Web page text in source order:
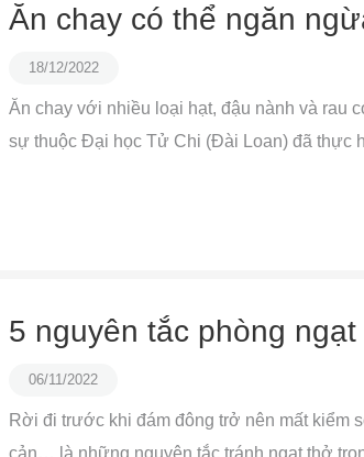
Ăn chay có thể ngăn
18/12/2022
Ăn chay với nhiều loại hạt, đậu nành và rau
sự thuộc Đại học Tử Chi (Đài Loan) đã thực
5 nguyên tắc phòng
06/11/2022
Rời đi trước khi đám đông trở nên mất kiểm